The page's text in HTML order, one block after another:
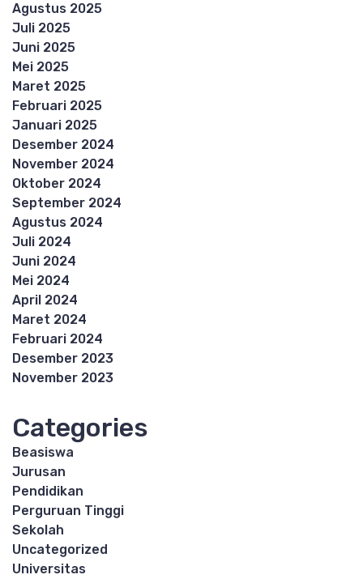
Agustus 2025
Juli 2025
Juni 2025
Mei 2025
Maret 2025
Februari 2025
Januari 2025
Desember 2024
November 2024
Oktober 2024
September 2024
Agustus 2024
Juli 2024
Juni 2024
Mei 2024
April 2024
Maret 2024
Februari 2024
Desember 2023
November 2023
Categories
Beasiswa
Jurusan
Pendidikan
Perguruan Tinggi
Sekolah
Uncategorized
Universitas